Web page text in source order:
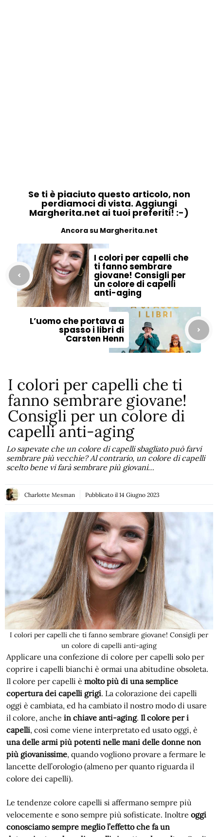
Se ti è piaciuto questo articolo, non
perdiamoci di vista. Aggiungi
Margherita.net ai tuoi preferiti! :-)
Ancora su Margherita.net
I colori per capelli che
ti fanno sembrare
giovane! Consigli per
un colore di capelli
anti-aging
L’uomo che portava a
spasso i libri di
Carsten Henn
I colori per capelli che ti
fanno sembrare giovane!
Consigli per un colore di
capelli anti-aging
Lo sapevate che un colore di capelli sbagliato può farvi
sembrare più vecchie? Al contrario, un colore di capelli
scelto bene vi farà sembrare più giovani…
Charlotte Mesman Pubblicato il 14 Giugno 2023
I colori per capelli che ti fanno sembrare giovane! Consigli per
un colore di capelli anti-aging
Applicare una confezione di colore per capelli solo per
coprire i capelli bianchi è ormai una abitudine obsoleta.
Il colore per capelli èmolto più di una semplice
copertura dei capelli grigi. La colorazione dei capelli
oggi è cambiata, ed ha cambiato il nostro modo di usare
il colore, anchein chiave anti-aging.Il colore per i
capelli, così come viene interpretato ed usato oggi, è
una delle armi più potenti nelle mani delle donne non
più giovanissime, quando vogliono provare a fermare le
lancette dell’orologio (almeno per quanto riguarda il
colore dei capelli).
Le tendenze colore capelli si affermano sempre più
velocemente e sono sempre più sofisticate. Inoltreoggi
conosciamo sempre meglio l’effetto che fa un